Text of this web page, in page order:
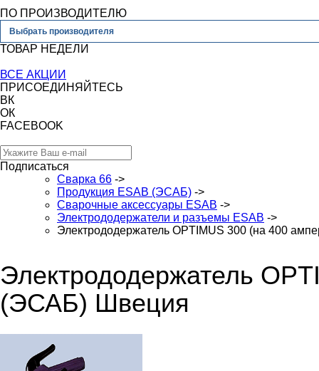
ПО ПРОИЗВОДИТЕЛЮ
Выбрать производителя
ТОВАР НЕДЕЛИ
ВСЕ АКЦИИ
ПРИСОЕДИНЯЙТЕСЬ
ВК
ОК
FACEBOOK
Подписаться
Сварка 66 ->
Продукция ESAB (ЭСАБ) ->
Сварочные аксессуары ESAB ->
Электрододержатели и разъемы ESAB ->
Электрододержатель OPTIMUS 300 (на 400
Электрододержатель
(ЭСАБ) Швеция